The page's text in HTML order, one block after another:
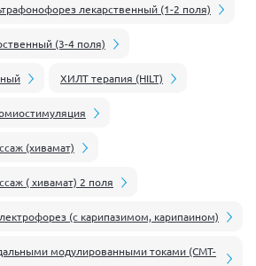
лекарственный (1-2 поля)
(3-4 поля)
ХИЛТ терапия (HILT)
(хивамат)
( хивамат) 2 поля
(с карипазимом, карипаином)
модулированными токами (СМТ-